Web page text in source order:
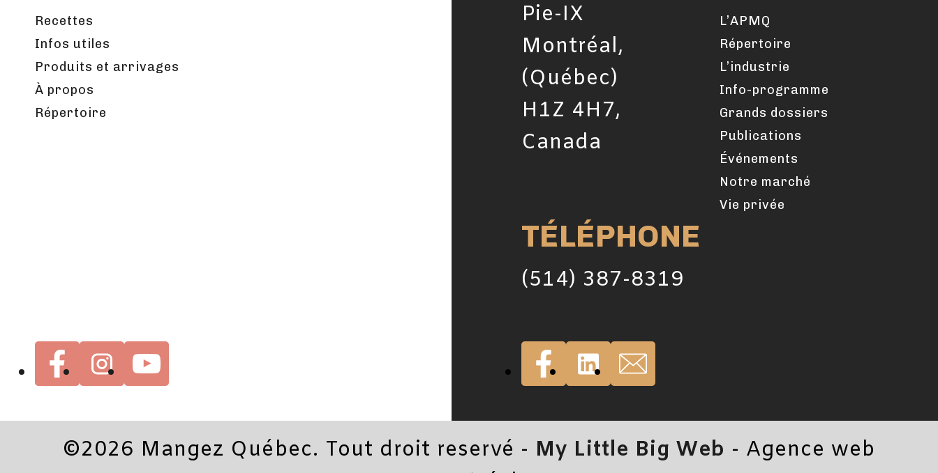
Recettes
Infos utiles
Produits et arrivages
À propos
Répertoire
Pie-IX
Montréal,
(Québec)
H1Z 4H7,
Canada
TÉLÉPHONE
(514) 387-8319
L’APMQ
Répertoire
L’industrie
Info-programme
Grands dossiers
Publications
Événements
Notre marché
Vie privée
©2026 Mangez Québec. Tout droit reservé - My Little Big Web - Agence web